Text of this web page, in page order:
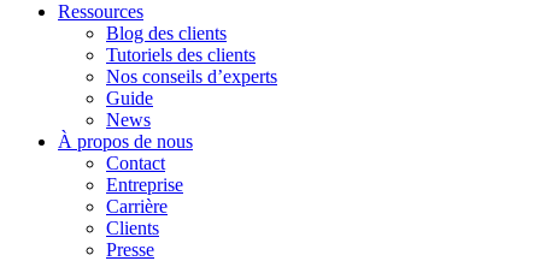
Ressources
Blog des clients
Tutoriels des clients
Nos conseils d’experts
Guide
News
À propos de nous
Contact
Entreprise
Carrière
Clients
Presse